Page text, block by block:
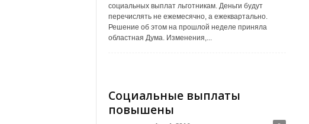
социальных выплат льготникам. Деньги будут
перечислять не ежемесячно, а ежеквартально.
Решение об этом на прошлой неделе приняла
областная Дума. Изменения,...
Социальные выплаты
повышены